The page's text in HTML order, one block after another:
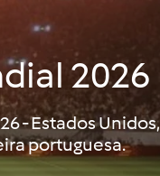
2026
- Estados Unidos,
portuguesa.